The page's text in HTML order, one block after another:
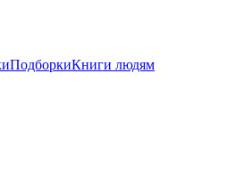
ПодборкиКниги людям